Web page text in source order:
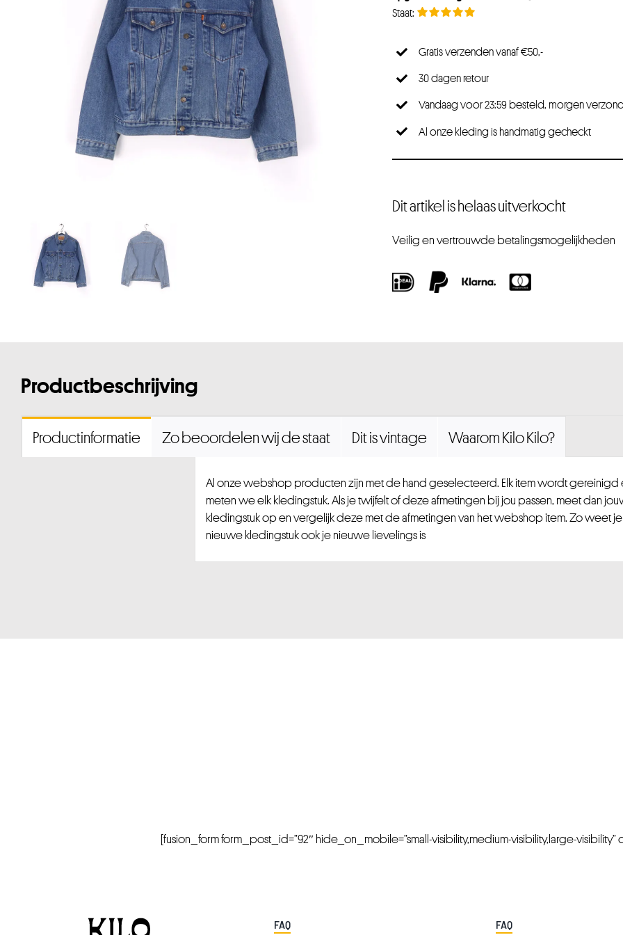
Gratis verzenden vanaf €50,-
30 dagen retour
Vandaag voor 23:59 besteld, morgen
Al onze kleding is handmatig gecheckt
Dit artikel is helaas uitverkocht
Veilig en vertrouwde betalingsmogelijkheden
Productbeschrijving
Productinformatie Zo beoordelen wij de staat Dit is vintage Waarom Kilo Kilo?
Al onze webshop producten zijn met de hand geselecteerd. Elk item wordt gereinigd
meten we elk kledingstuk. Als je twijfelt of deze afmetingen bij jou passen, meet dan
kledingstuk op en vergelijk deze met de afmetingen van het webshop item. Zo weet
nieuwe kledingstuk ook je nieuwe lievelings is
[fusion_form form_post_id=”92″ hide_on_mobile=”small-visibility,medium-visibility,large-visibility”
FAQ FAQ